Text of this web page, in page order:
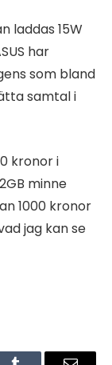
laddas 15W
har
som bland
samtal i
kronor i
minne
1000 kronor
jag kan se